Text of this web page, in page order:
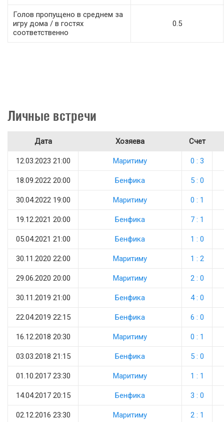
Голов пропущено в среднем за
игру дома / в гостях
соответственно
0.5
Личные встречи
Дата Хозяева Счет
12.03.2023 21:00 Маритиму 0 : 3
18.09.2022 20:00 Бенфика 5 : 0
30.04.2022 19:00 Маритиму 0 : 1
19.12.2021 20:00 Бенфика 7 : 1
05.04.2021 21:00 Бенфика 1 : 0
30.11.2020 22:00 Маритиму 1 : 2
29.06.2020 20:00 Маритиму 2 : 0
30.11.2019 21:00 Бенфика 4 : 0
22.04.2019 22:15 Бенфика 6 : 0
16.12.2018 20:30 Маритиму 0 : 1
03.03.2018 21:15 Бенфика 5 : 0
01.10.2017 23:30 Маритиму 1 : 1
14.04.2017 20:15 Бенфика 3 : 0
02.12.2016 23:30 Маритиму 2 : 1